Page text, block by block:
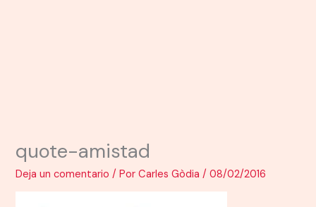
quote-amistad
Deja un comentario / PorCarles Gòdia/08/02/2016